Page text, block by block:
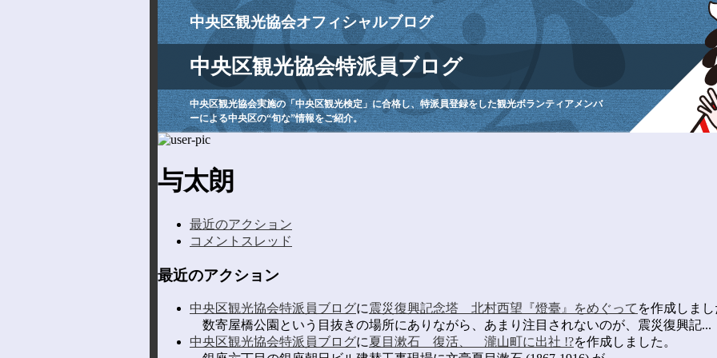
中央区観光協会オフィシャルブログ
中央区観光協会特派員ブログ
中央区観光協会実施の「中央区観光検定」に合格し、特派員登録をした観光ボランティアメンバ
ーによる中央区の“旬な”情報をご紹介。
与太朗
最近のアクション
コメントスレッド
最近のアクション
中央区観光協会特派員ブログに震災復興記念塔 北村西望『燈臺』をめぐって を作成しま
数寄屋橋公園という目抜きの場所にありながら、あまり注目されないのが、震災復興記...
中央区観光協会特派員ブログに夏目漱石 復活、 瀧山町に出社 !?を作成しました。